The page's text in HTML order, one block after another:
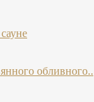
обливного..